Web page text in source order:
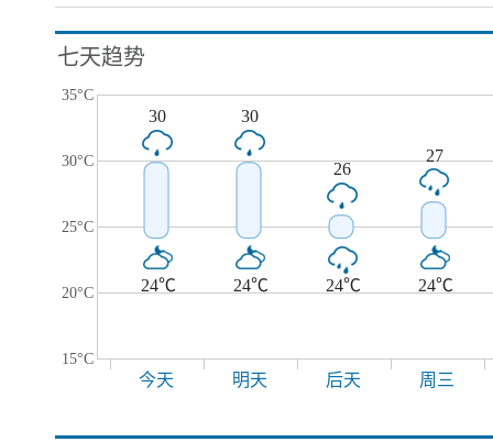
七天趋势
35°C
30°C
25°C
20°C
15°C
30
24℃
30
24℃
26
24℃
27
24℃
今天 明天 后天 周三